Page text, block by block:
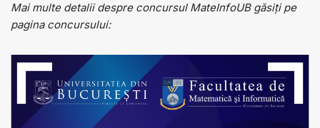
Mai multe detalii despre concursul MateInfoUB găsiți pe
pagina concursului: